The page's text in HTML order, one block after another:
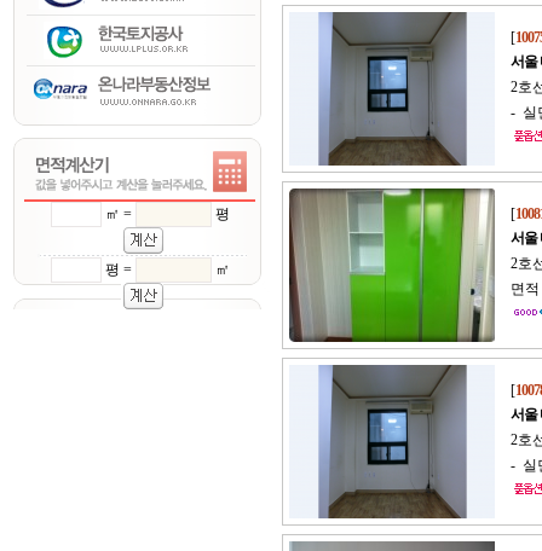
㎡ = 평
평 = ㎡
[
서울
2호
- 실
[
서울
2호
면
[
서울
2호
- 실